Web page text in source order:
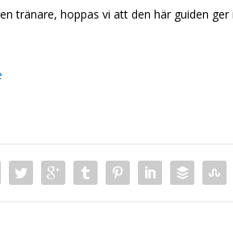
tränare, hoppas vi att den här guiden